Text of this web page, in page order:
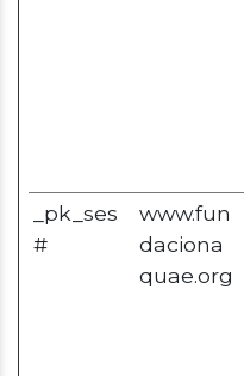
_pk_ses
#
www.fun
daciona
quae.org